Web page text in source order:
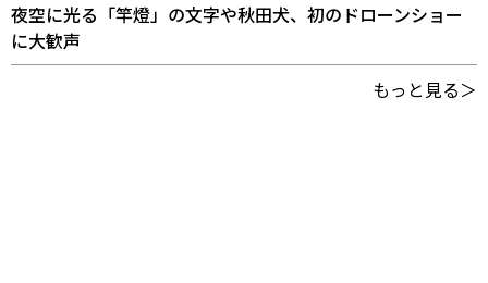
夜空に光る「竿燈」の文字や秋田犬、初のドローンショー
に大歓声
もっと見る＞